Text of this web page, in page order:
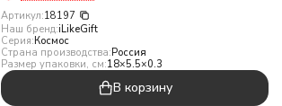
Артикул:18197
Наш бренд:iLikeGift
Серия:Космос
Страна производства:Россия
Размер упаковки, см:18×5.5×0.3
В корзину